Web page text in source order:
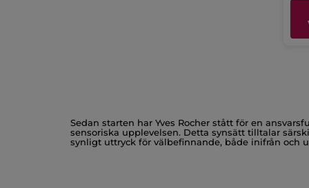
Sedan starten har Yves Rocher stått för en
sensoriska upplevelsen. Detta synsätt tilltalar
synligt uttryck för välbefinnande, både inifrån och